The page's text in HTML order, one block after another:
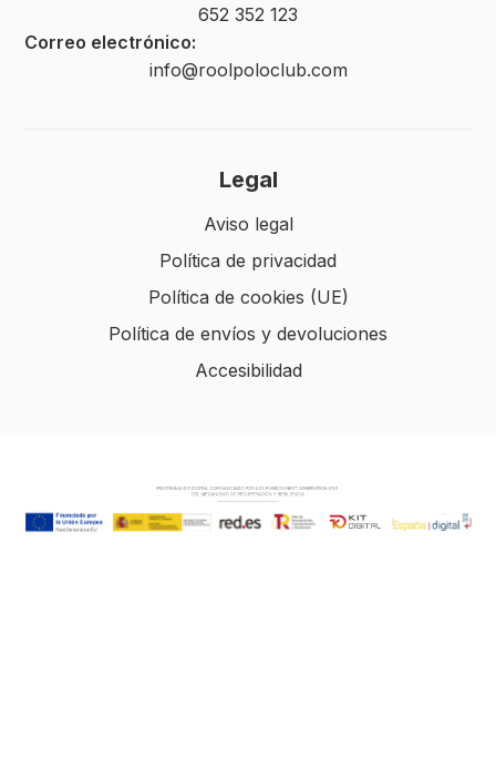
652 352 123
Correo electrónico:
info@roolpoloclub.com
Legal
Aviso legal
Política de privacidad
Política de cookies (UE)
Política de envíos y devoluciones
Accesibilidad